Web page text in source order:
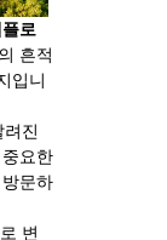
로
흔적
입니
진
요한
문하
변